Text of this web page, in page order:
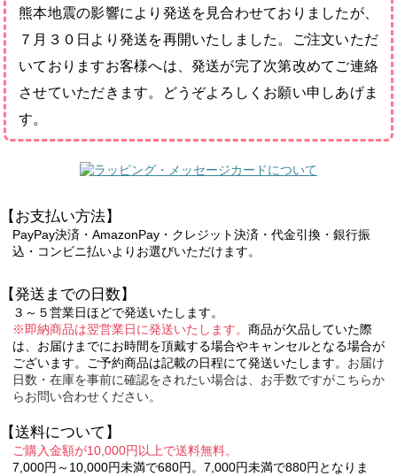
熊本地震の影響により発送を見合わせておりましたが、
７月３０日より発送を再開いたしました。ご注文いただ
いておりますお客様へは、発送が完了次第改めてご連絡
させていただきます。どうぞよろしくお願い申しあげま
す。
【お支払い方法】
PayPay決済・AmazonPay・クレジット決済・代金引換・銀行振
込・コンビニ払いよりお選びいただけます。
【発送までの日数】
３～５営業日ほどで発送いたします。
※即納商品は翌営業日に発送いたします。 商品が欠品していた際
は、お届けまでにお時間を頂戴する場合やキャンセルとなる場合が
ございます。ご予約商品は記載の日程にて発送いたします。 お届け
日数・在庫を事前に確認をされたい場合は、お手数ですがこちらか
らお問い合わせください。
【送料について】
ご購入金額が10,000円以上で送料無料。
7,000円～10,000円未満で680円。7,000円未満で880円となりま